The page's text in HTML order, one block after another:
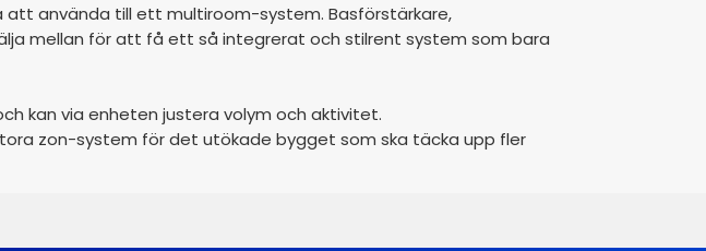
att använda till ett multiroom-system. Basförstärkare,
mellan för att få ett så integrerat och stilrent system som bara
kan via enheten justera volym och aktivitet.
zon-system för det utökade bygget som ska täcka upp fler